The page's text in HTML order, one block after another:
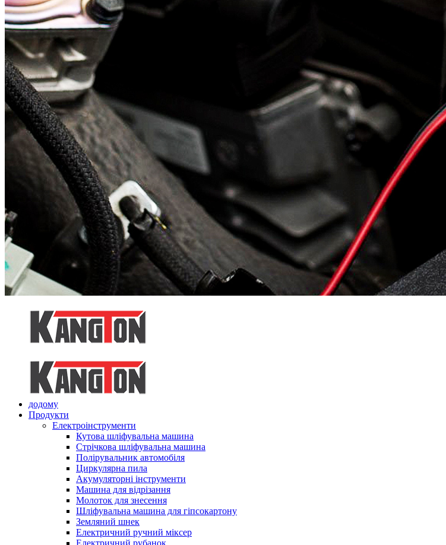
додому
Продукти
Електроінструменти
Кутова шліфувальна машина
Стрічкова шліфувальна машина
Полірувальник автомобіля
Циркулярна пила
Акумуляторні інструменти
Машина для відрізання
Молоток для знесення
Шліфувальна машина для гіпсокартону
Земляний шнек
Електричний ручний міксер
Електричний рубанок